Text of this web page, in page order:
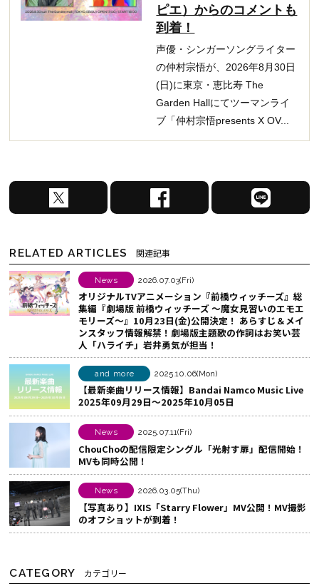
ピエ）からのコメントも
到着！
声優・シンガーソングライター
の仲村宗悟が、2026年8月30日
(日)に東京・恵比寿 The
Garden Hallにてツーマンライ
ブ「仲村宗悟presents X OV...
X
で
ア
す
る
F
a
b
o
o
k
で
シ
ェ
ア
す
L
I
ェ
ア
す
る
RELATED ARTICLES 関連記事
News 2026.07.03(Fri)
オリジナルTVアニメーション『前橋ウィッチーズ』総
集編『劇場版 前橋ウィッチーズ ～魔女見習いのエモエ
モリーズ～』10月23日(金)公開決定！ あらすじ＆メイ
ンスタッフ情報解禁！劇場版主題歌の作詞はお笑い芸
人「ハライチ」岩井勇気が担当！
and more 2025.10.06(Mon)
【最新楽曲リリース情報】Bandai Namco Music Live
2025年09月29日～2025年10月05日
News 2025.07.11(Fri)
ChouChoの配信限定シングル「光射す扉」配信開始！
MVも同時公開！
News 2026.03.05(Thu)
【写真あり】IXIS「Starry Flower」MV公開！MV撮影
のオフショットが到着！
CATEGORY カテゴリー